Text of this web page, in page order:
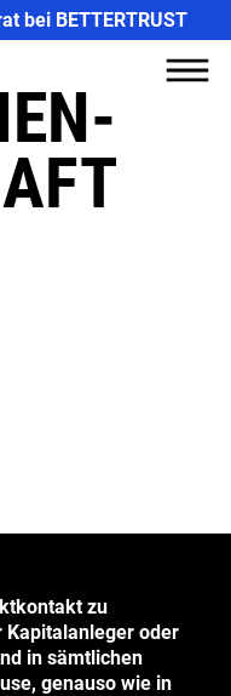
bei BETTERTRUST
zu
oder
in sämtlichen
genauso wie in